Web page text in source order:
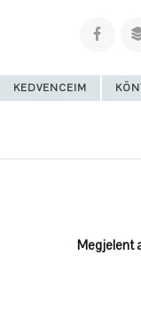
KEDVENCEIM
Megjelent